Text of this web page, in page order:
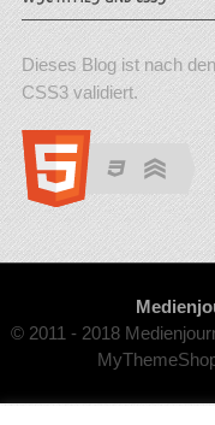
Dieses Blog ist nach
CSS3 validiert.
© 2011 - 2018